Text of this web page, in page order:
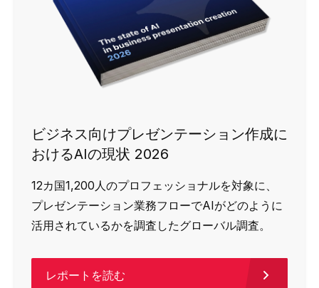
ビジネス向けプレゼンテーション作成に
おけるAIの現状 2026
12カ国1,200人のプロフェッショナルを対象に、
プレゼンテーション業務フローでAIがどのように
活用されているかを調査したグローバル調査。
レポートを読む